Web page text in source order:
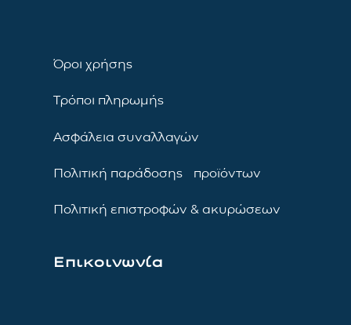
Όροι χρήσης
Τρόποι πληρωμής
Ασφάλεια συναλλαγών
Πολιτική παράδοσης προϊόντων
Πολιτική επιστροφών & ακυρώσεων
Επικοινωνία